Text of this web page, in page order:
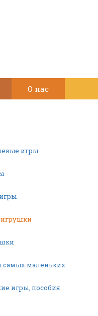
О нас
игры
маленьких
игры, пособия